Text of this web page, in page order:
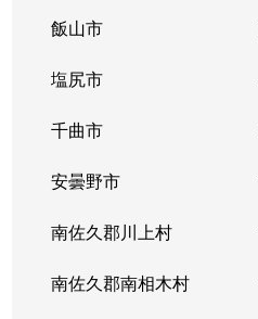
飯山市
塩尻市
千曲市
安曇野市
南佐久郡川上村
南佐久郡南相木村